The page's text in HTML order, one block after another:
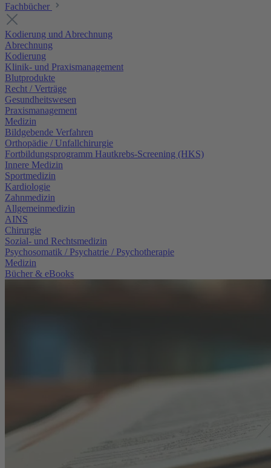
Fachbücher
Kodierung und Abrechnung
Abrechnung
Kodierung
Klinik- und Praxismanagement
Blutprodukte
Recht / Verträge
Gesundheitswesen
Praxismanagement
Medizin
Bildgebende Verfahren
Orthopädie / Unfallchirurgie
Fortbildungsprogramm Hautkrebs-Screening (HKS)
Innere Medizin
Sportmedizin
Kardiologie
Zahnmedizin
Allgemeinmedizin
AINS
Chirurgie
Sozial- und Rechtsmedizin
Psychosomatik / Psychatrie / Psychotherapie
Medizin
Bücher & eBooks